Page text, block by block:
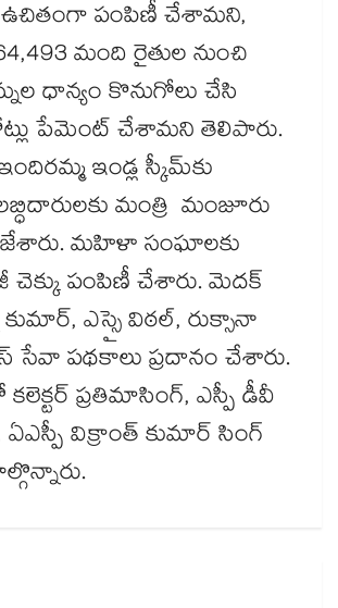
ఉచితంగా పంపిణీ చేశామని,
మంది రైతుల నుంచి
ధాన్యం కొనుగోలు చేసి
పేమెంట్ చేశామని తెలిపారు.
ఇండ్ల స్కీమ్​కు
మంత్రి మంజూరు
మహిళా సంఘాలకు
చెక్కు పంపిణీ చేశారు. మెదక్
కుమార్, ఎస్సై విఠల్, రుక్సానా
సేవా పథకాలు ప్రదానం చేశారు.
ప్రతిమాసింగ్, ఎస్పీ డీవీ
విక్రాంత్ కుమార్ సింగ్